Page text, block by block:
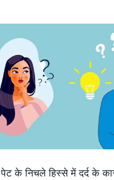
पेट के निचले हिस्से में दर्द के